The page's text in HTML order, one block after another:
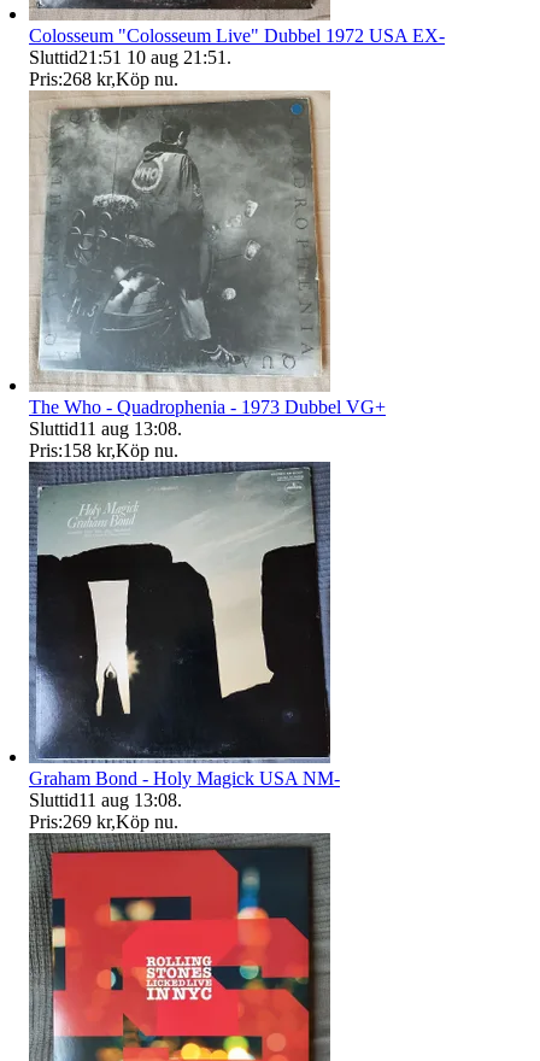
Colosseum "Colosseum Live" Dubbel 1972 USA EX-
Sluttid21:51 10 aug 21:51 .
Pris:268 kr,Köp nu.
The Who - Quadrophenia - 1973 Dubbel VG+
Sluttid11 aug 13:08.
Pris:158 kr,Köp nu.
Graham Bond - Holy Magick USA NM-
Sluttid11 aug 13:08.
Pris:269 kr,Köp nu.